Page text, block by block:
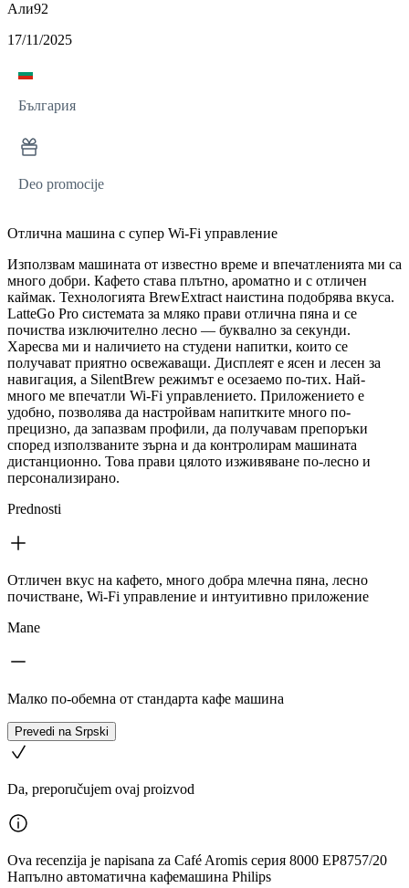
Али92
17/11/2025
България
Deo promocije
Отлична машина с супер Wi-Fi управление
Използвам машината от известно време и впечатленията ми са
много добри. Кафето става плътно, ароматно и с отличен
каймак. Технологията BrewExtract наистина подобрява вкуса.
LatteGo Pro системата за мляко прави отлична пяна и се
почиства изключително лесно — буквално за секунди.
Харесва ми и наличието на студени напитки, които се
получават приятно освежаващи. Дисплеят е ясен и лесен за
навигация, а SilentBrew режимът е осезаемо по-тих. Най-
много ме впечатли Wi-Fi управлението. Приложението е
удобно, позволява да настройвам напитките много по-
прецизно, да запазвам профили, да получавам препоръки
според използваните зърна и да контролирам машината
дистанционно. Това прави цялото изживяване по-лесно и
персонализирано.
Prednosti
Отличен вкус на кафето, много добра млечна пяна, лесно
почистване, Wi-Fi управление и интуитивно приложение
Mane
Малко по-обемна от стандарта кафе машина
Prevedi na Srpski
Da, preporučujem ovaj proizvod
Ova recenzija je napisana za Café Aromis серия 8000 EP8757/20
Напълно автоматична кафемашина Philips